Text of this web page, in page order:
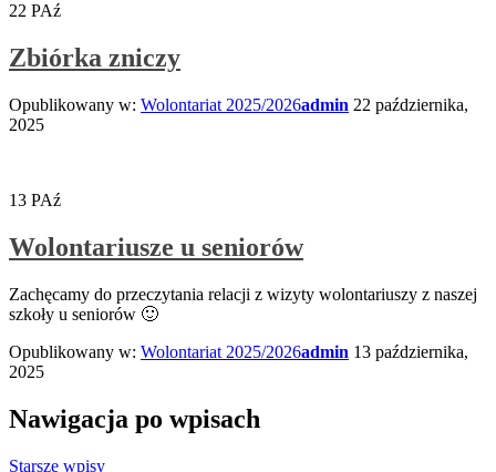
22 PAź
Zbiórka zniczy
Opublikowany w: Wolontariat 2025/2026admin 22 października,
2025
13 PAź
Wolontariusze u seniorów
Zachęcamy do przeczytania relacji z wizyty wolontariuszy z naszej
szkoły u seniorów 🙂
Opublikowany w: Wolontariat 2025/2026admin 13 października,
2025
Nawigacja po wpisach
Starsze wpisy